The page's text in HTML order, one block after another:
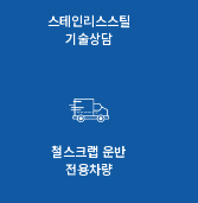
스테인리스스틸
기술상담
철스크랩 운반
전용차량